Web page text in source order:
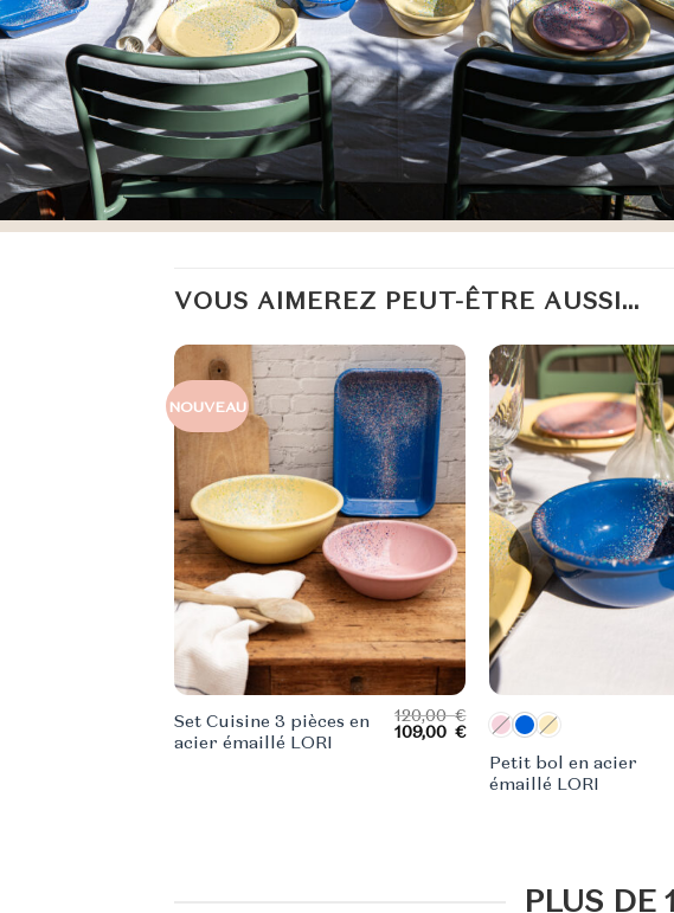
VOUS AIMEREZ PEUT-ÊTRE AUSSI…
NOUVEAU
Set Cuisine 3 pièces en
acier émaillé LORI
120,00€
Le
prix
109,00€Le
actuel
est :
109,00 €.
Petit bol en acier
émaillé LORI
PLUS DE